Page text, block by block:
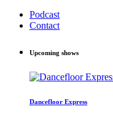
Podcast
Contact
Upcoming shows
Dancefloor Express